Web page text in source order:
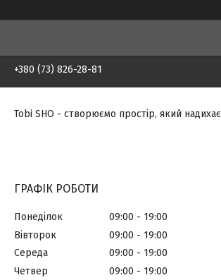
+380 (73) 826-28-81
Tobi SHO - створюємо простір, який надихає
ГРАФІК РОБОТИ
Понеділок 09:00
19:00
Вівторок
09:00
19:00
Середа
09:00
19:00
Четвер
09:00
19:00